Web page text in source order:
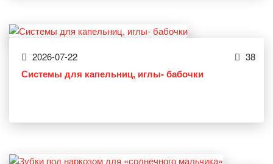
2026-07-22 38
Системы для капельниц, иглы- бабочки